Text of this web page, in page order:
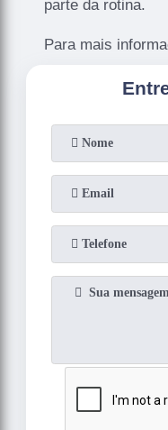
parte da rotina.
Para mais